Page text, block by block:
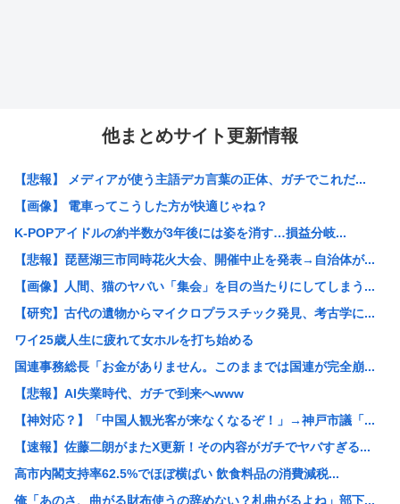
他まとめサイト更新情報
【悲報】 メディアが使う主語デカ言葉の正体、ガチでこれだ...
【画像】 電車ってこうした方が快適じゃね？
K-POPアイドルの約半数が3年後には姿を消す…損益分岐...
【悲報】琵琶湖三市同時花火大会、開催中止を発表→自治体が...
【画像】人間、猫のヤバい「集会」を目の当たりにしてしまう...
【研究】古代の遺物からマイクロプラスチック発見、考古学に...
ワイ25歳人生に疲れて女ホルを打ち始める
国連事務総長「お金がありません。このままでは国連が完全崩...
【悲報】AI失業時代、ガチで到来へwww
【神対応？】「中国人観光客が来なくなるぞ！」→神戸市議「...
【速報】佐藤二朗がまたX更新！その内容がガチでヤバすぎる...
高市内閣支持率62.5%でほぼ横ばい 飲食料品の消費減税...
俺「あのさ、曲がる財布使うの辞めない？札曲がるよね」部下...